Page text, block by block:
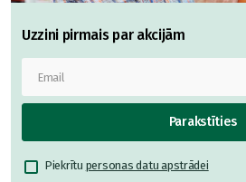
Uzzini pirmais par akcijām
Parakstīties
Piekrītu personas datu apstrādei